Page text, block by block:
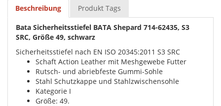
Beschreibung Produkt Tags
Bata Sicherheitsstiefel BATA Shepard 714-62435, S3
SRC, Größe 49, schwarz
Sicherheitsstiefel nach EN ISO 20345:2011 S3 SRC
Schaft Action Leather mit Meshgewebe Futter
Rutsch- und abriebfeste Gummi-Sohle
Stahl Schutzkappe und Stahlzwischensohle
Kategorie I
Größe: 49.